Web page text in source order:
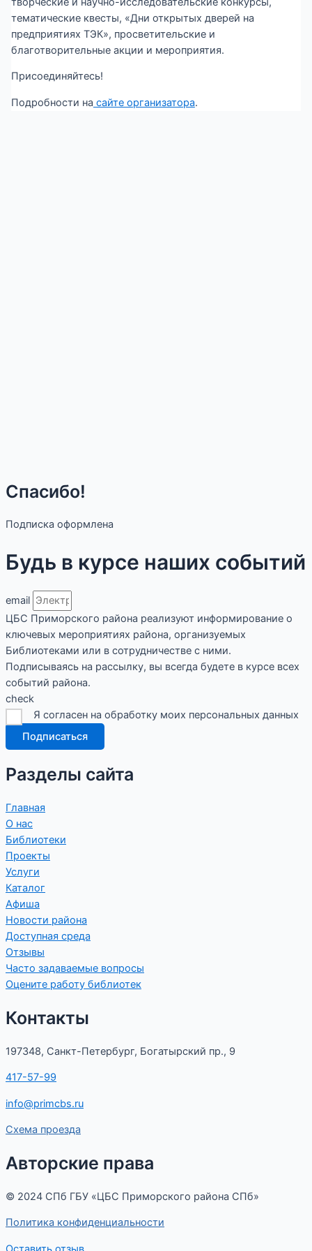
тематические квесты, «Дни открытых дверей на
предприятиях ТЭК», просветительские и
благотворительные акции и мероприятия.
Присоединяйтесь!
Подробности на сайте организатора.
Спасибо!
Подписка оформлена
Будь в курсе наших событий
email
ЦБС Приморского района реализуют информирование о
ключевых мероприятиях района, организуемых
Библиотеками или в сотрудничестве с ними.
Подписываясь на рассылку, вы всегда будете в курсе всех
событий района.
check
Я согласен на обработку моих персональных данных
Подписаться
Разделы сайта
Главная
О нас
Библиотеки
Проекты
Услуги
Каталог
Афиша
Новости района
Доступная среда
Отзывы
Часто задаваемые вопросы
Оцените работу библиотек
Контакты
197348, Санкт-Петербург, Богатырский пр., 9
417-57-99
info@primcbs.ru
Схема проезда
Авторские права
© 2024 СПб ГБУ «ЦБС Приморского района СПб»
Политика конфиденциальности